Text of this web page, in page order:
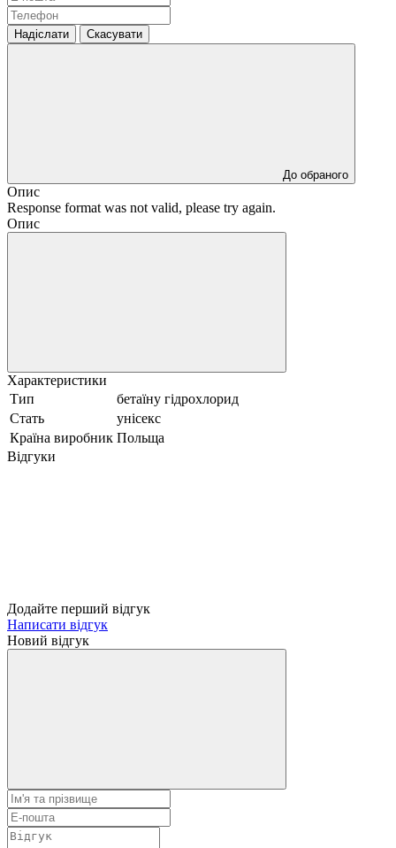
Надіслати Скасувати
До обраного
Опис
Response format was not valid, please try again.
Опис
Характеристики
Тип
бетаїну гідрохлорид
Стать
унісекс
Країна виробник Польща
Відгуки
Додайте перший відгук
Написати відгук
Новий відгук